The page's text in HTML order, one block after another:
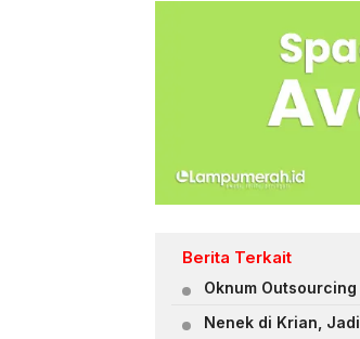
Berita Terkait
Oknum
Nenek di Krian,